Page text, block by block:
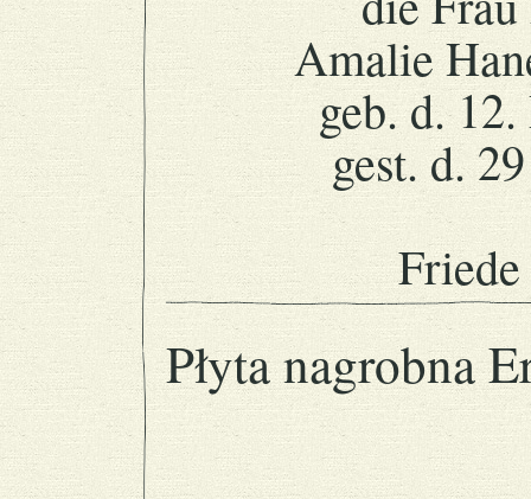
Amalie
geb. d.
gest. d.
Płyta nagrobna